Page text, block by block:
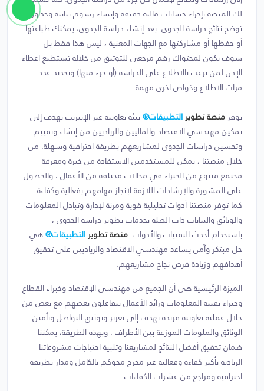
لك المنصة بإجراء حسابات مالية دقيقة وإنشاء رسوم بيانية وجداول
توضح نتائج دراسة الجدوى. بعد إنشاء دراسة الجدوى، يمكنك طباعتها
أو حفظها أو مشاركتها مع الجهات المعنية ، ليس هذا فقط بل
سوف يكون لمحتواك رقم مرجعي للتوثيق من خلاله تستطيع اعطاء
الإذن لمن ترغب بالاطلاع على الدراسة (أو جزء منها) وتحديد عدد
مرات الاطلاع وخواص اخرى مهمة.
توفرمنصة تطويرالتطبيقات®بيئة تعاونية عبر الإنترنت تهدف إلى
تمكين مهندسي الاقتصاد والماليين والرياديين من إنشاء وتقييم
وتحسين دراسات الجدوى لمشاريعهم بطريقة احترافية وسهلة. من
خلال منصتنا ، يمكن للمستخدمين الاستفادة من خبرة ومعرفة
مجتمع متنوع من الخبراء في مجالات مختلفة من الأعمال ، والحصول
على المشورة والإرشادات اللازمة لإنجاز مهامهم بفعالية وكفاءة.
كما توفر منصتنا أدوات تحليلية قوية ومرنة لإدارة وتبادل المعلومات
والوثائق والبيانات ذات الصلة بخدمات تطوير دراسة الجدوى ،
باستخدام أحدث التقنيات والأدوات.منصة تطويرالتطبيقات®هي
حل مبتكر وآمن يساعد مهندسي الاقتصاد والرياديين على تحقيق
أهدافهم وزيادة فرص نجاح مشاريعهم.
الميزة الرئيسية هي أن الجميع من مهندسي الإقتصاد وخبراء القطاع
وخبراء تقنية المعلومات ورائد الأعمال يتفاعلون بعضهم مع بعض من
خلال عملية تعاونية فريدة تهدف إلى تعزيز وتوثيق التواصل وتأمين
الوثائق والملومات الموزعة بين الأطراف . وبهذه الطريقة، يمكننا
ضمان تحقيق أفضل النتائج لمشاريعنا وتلبية احتياجات مشروعاتنا
الريادية بأكثر كفاءة وفعالية عبر مخرج محوكم بالكامل ومدار بطريقة
احترافية ومراجع من عشرات الكفاءات.